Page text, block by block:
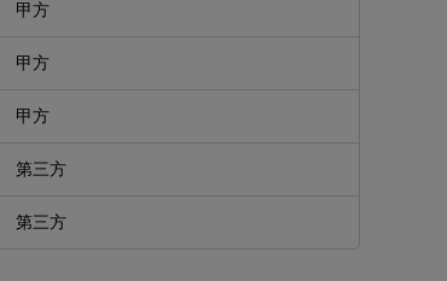
甲方
甲方
甲方
第三方
第三方